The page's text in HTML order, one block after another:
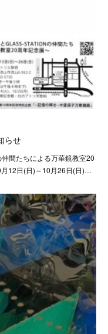
らせ
間たちによる万華鏡教室20
12日(日)～10月26日(日)…